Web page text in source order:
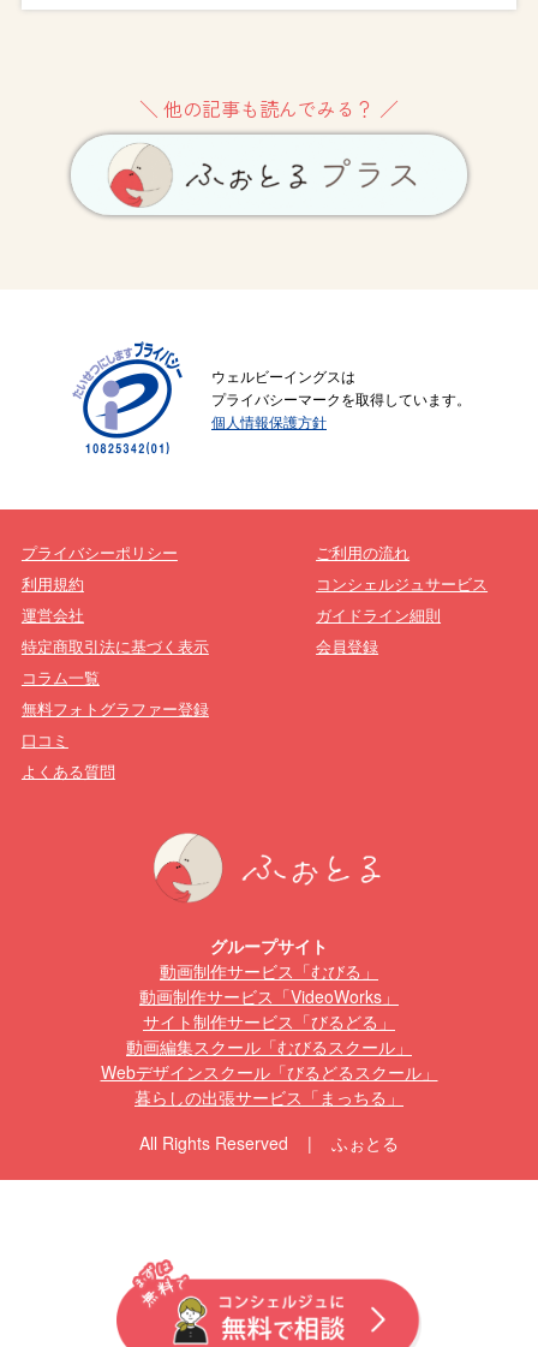
＼ 他の記事も読んでみる？ ／
ウェルビーイングスは
プライバシーマークを取得しています。
個人情報保護方針
プライバシーポリシー
利用規約
運営会社
特定商取引法に基づく表示
ご利用の流れ
コンシェルジュサービス
ガイドライン細則
会員登録
コラム一覧
無料フォトグラファー登録
口コミ
よくある質問
グループサイト
動画制作サービス「むびる」
動画制作サービス「VideoWorks」
サイト制作サービス「びるどる」
動画編集スクール「むびるスクール」
Webデザインスクール「びるどるスクール」
暮らしの出張サービス「まっちる」
All Rights Reserved | ふぉとる